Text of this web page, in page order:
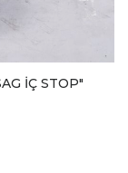
İÇ STOP"